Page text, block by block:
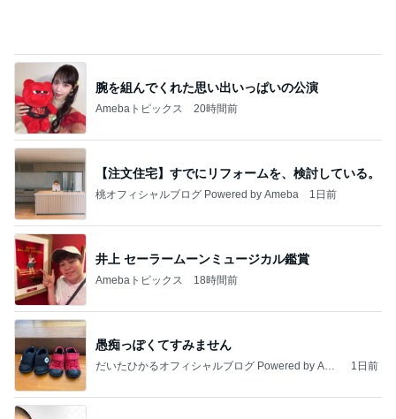
腕を組んでくれた思い出いっぱいの公演
Amebaトピックス 20時間前
【注文住宅】すでにリフォームを、検討している。
桃オフィシャルブログ Powered by Ameba 1日前
井上 セーラームーンミュージカル鑑賞
Amebaトピックス 18時間前
愚痴っぽくてすみません
だいたひかるオフィシャルブログ Powered by Ame
1日前